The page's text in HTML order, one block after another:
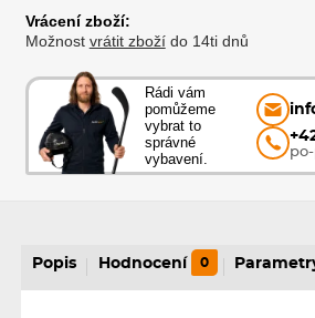
Vrácení zboží:
Možnost vrátit zbožído 14ti dnů
Rádi vám
pomůžeme
vybrat to
správné
vybavení.
po-
Popis Hodnocení 0